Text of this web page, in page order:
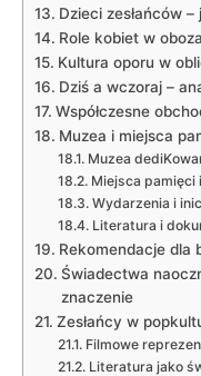
Dzieci zesłańców
Role kobiet w
Kultura oporu w
Dziś a wczoraj –
Współczesne
Muzea i miejsca
Muzea
Miejsca pamięci
Wydarzenia i
Literatura i
Rekomendacje dla
Świadectwa
znaczenie
Zesłańcy w
Filmowe
Literatura jako